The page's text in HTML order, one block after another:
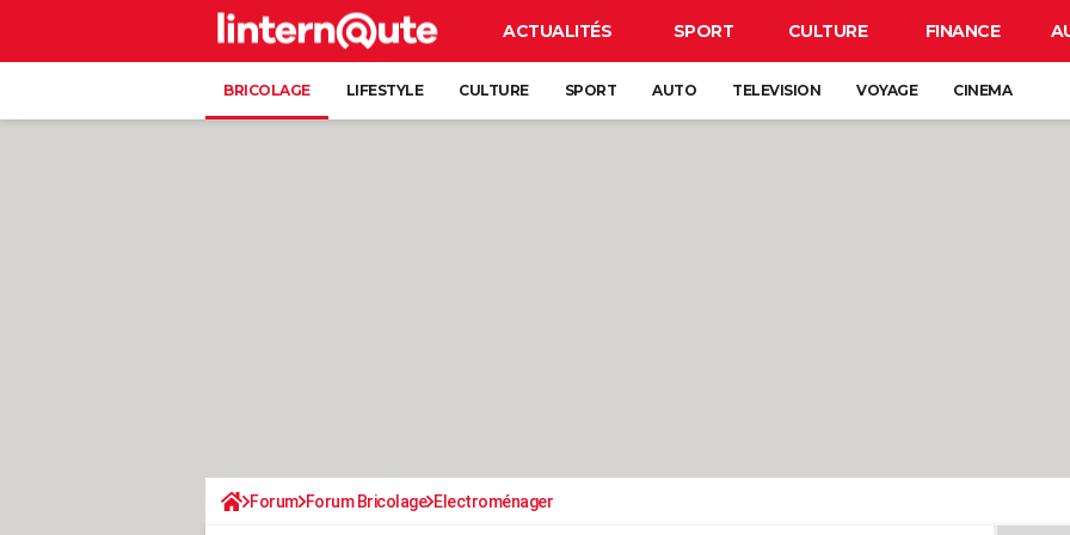
ACTUALITÉS SPORT CULTURE FINANCE
BRICOLAGE LIFESTYLE CULTURE SPORT AUTO TELEVISION VOYAGE CINEMA
Forum Forum Bricolage Electroménager